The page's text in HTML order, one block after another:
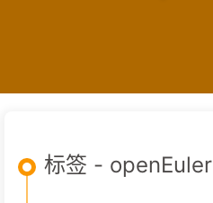
标签 - openEuler